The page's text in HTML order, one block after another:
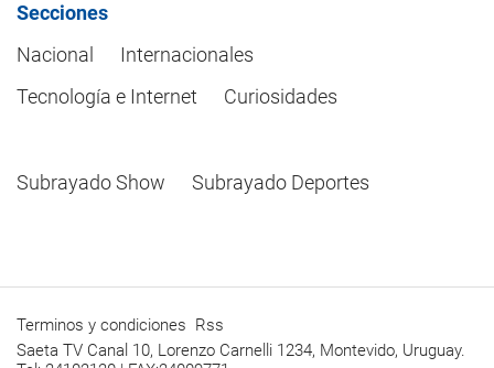
Secciones
Nacional
Internacionales
Tecnología e Internet
Curiosidades
Subrayado Show Subrayado Deportes
Terminos y condiciones Rss
Saeta TV Canal 10, Lorenzo Carnelli 1234, Montevido, Uruguay.